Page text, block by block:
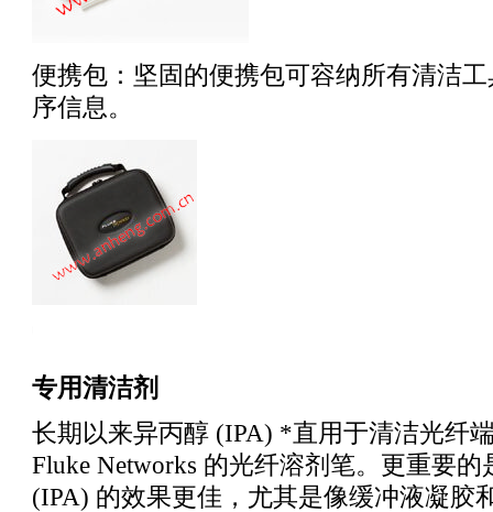
便携包：坚固的便携包可容纳所有清洁
序信息。
专用清洁剂
长期以来异丙醇 (IPA) *直用于清洁光纤
Fluke Networks 的光纤溶剂笔。更重要
(IPA) 的效果更佳，尤其是像缓冲液凝胶